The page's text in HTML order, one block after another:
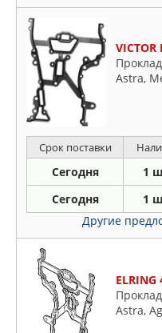
VICTOR
Astra,
Срок поставки
Сегодня 1
Сегодня 1
Другие
ELRING
Astra,